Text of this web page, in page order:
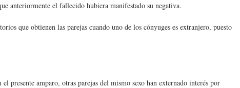
anteriormente el fallecido hubiera manifestado su negativa.
que obtienen las parejas cuando uno de los cónyuges es extranjero, puesto
presente amparo, otras parejas del mismo sexo han externado interés por